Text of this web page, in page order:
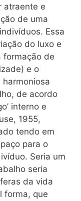
atraente e
de uma
Essa
do luxo e
formação de
e o
de acordo
interno e
1955,
tendo em
para o
Seria um
seria
da vida
forma, que